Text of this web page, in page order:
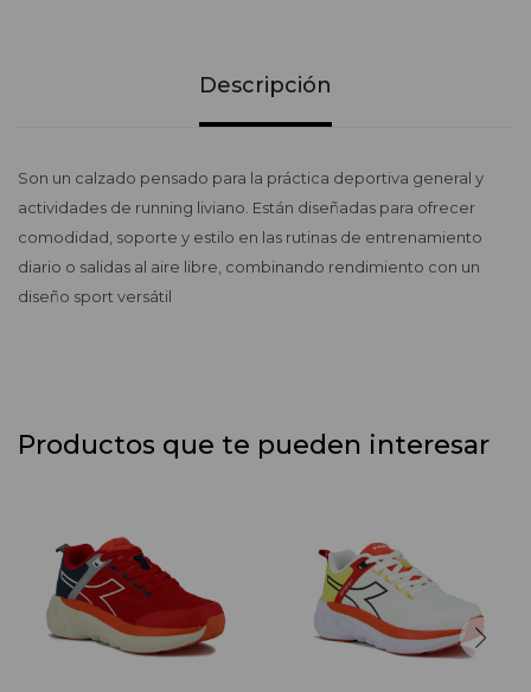
Descripción
Son un calzado pensado para la práctica deportiva general y
actividades de running liviano. Están diseñadas para ofrecer
comodidad, soporte y estilo en las rutinas de entrenamiento
diario o salidas al aire libre, combinando rendimiento con un
diseño sport versátil
Productos que te pueden interesar